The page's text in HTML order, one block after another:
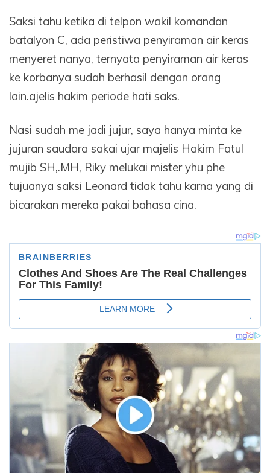
Saksi tahu ketika di telpon wakil komandan
batalyon C, ada peristiwa penyiraman air keras
menyeret nanya, ternyata penyiraman air keras
ke korbanya sudah berhasil dengan orang
lain.ajelis hakim periode hati saks.
Nasi sudah me jadi jujur, saya hanya minta ke
jujuran saudara sakai ujar majelis Hakim Fatul
mujib SH,.MH, Riky melukai mister yhu phe
tujuanya saksi Leonard tidak tahu karna yang di
bicarakan mereka pakai bahasa cina.